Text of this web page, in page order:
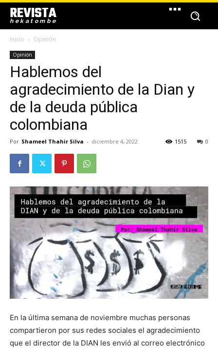
REVISTA
hekatombe
Inicio Opinión
Opinión
Hablemos del
agradecimiento de la Dian y
de la deuda pública
colombiana
Por Shameel Thahir Silva - diciembre 4, 2022 0
1515
En la última semana de noviembre muchas personas
compartieron por sus redes sociales el agradecimiento
que el director de la DIAN les envió al correo electrónico